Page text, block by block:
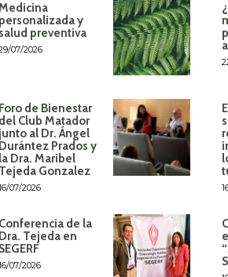
personalizada y
salud preventiva
07/2026
Foro de Bienestar
del Club Matador
junto al Dr. Ángel
Durántez Prados y
la Dra. Maribel
Tejeda Gonzalez
07/2026
Conferencia de la
Dra. Tejeda en
SEGERF
07/2026